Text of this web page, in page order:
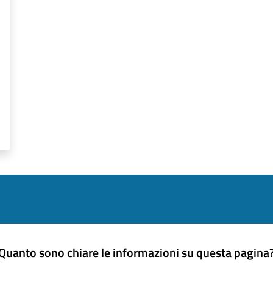
sono chiare le informazioni su questa